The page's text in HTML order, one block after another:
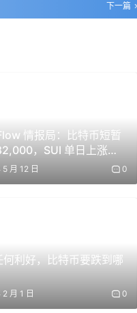
斯兰堡。赛义迪在介绍综
会谈。新华社发（巴基
取 1 美元，以战事爆发前
抗美西方封锁和进行战后
。
恢复将提交议长团，并在
下一篇
情报局：比特币短暂
，SUI 单日上涨
月 12 日 0
何利好，比特币要跌到哪
月 1 日 0